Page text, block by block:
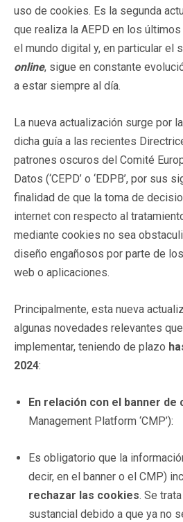
uso de cookies. Es la segunda
que realiza la AEPD en los
el mundo digital y, en particular el
online, sigue en constante
a estar siempre al día.
La nueva actualización surge por
dicha guía a las recientes
patrones oscuros del Comité
Datos (‘CEPD’ o ‘EDPB’, por sus
finalidad de que la toma de
internet con respecto al
mediante cookies no sea
diseño engañosos por parte de
web o aplicaciones.
Principalmente, esta nueva
algunas novedades relevantes
implementar, teniendo de plazo
2024:
En relación con el banner de
Management Platform ‘CMP’):
Es obligatorio que la
decir, en el banner o el CMP)
rechazar las cookies. Se
sustancial debido a que ya no